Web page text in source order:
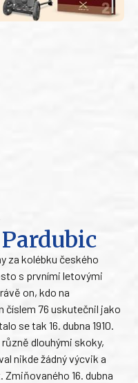
za kolébku českého
s prvními letovými
on, kdo na
číslem 76 uskutečnil jako
se tak 16. dubna 1910.
dlouhými skoky,
nikde žádný výcvik a
16. dubna